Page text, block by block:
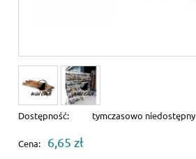
Dostępność: tymczasowo niedostępny
Cena: 6,65 zł